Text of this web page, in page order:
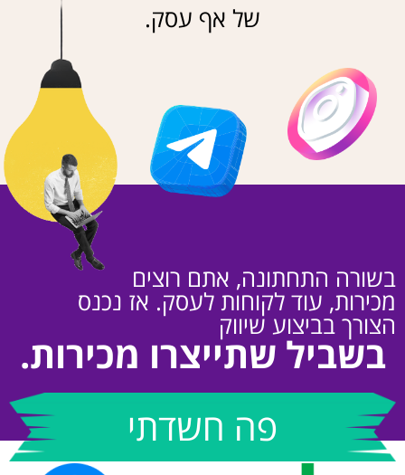
של אף עסק.
התחתונה, אתם רוצים
עוד לקוחות לעסק. אז נכנס
בביצוע שיווק
בשביל שתייצרו מכירות.
פה חשדתי